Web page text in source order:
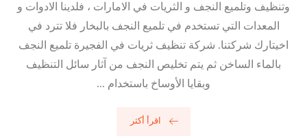
وتنظيف وتلميع النجف و الثريات في الامارات ، فلدينا الادوات و
المعدات التي تستخدم في تلميع النجف بالبخار فلا تترد في
اخيتارك شركتنا. شركة تنظيف ثريات في الفجيرة تلميع النجف
بالماء الساخن ثم يتم تخليص النجف من آثار سائل التنظيف
وبقايا الأوساخ باستخدام ...
اقرأ أكثر